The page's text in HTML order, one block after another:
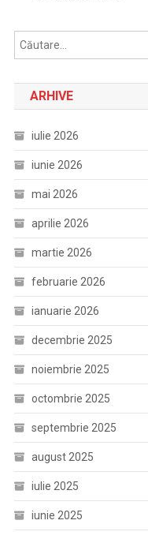
ARHIVE
iulie 2026
iunie 2026
mai 2026
aprilie 2026
martie 2026
februarie 2026
ianuarie 2026
decembrie 2025
noiembrie 2025
octombrie 2025
septembrie 2025
august 2025
iulie 2025
iunie 2025